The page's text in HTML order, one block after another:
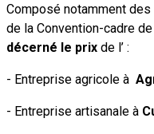
Composé notamment
de la Convention-cadre
décerné le prix de l’ :
- Entreprise agricole à
- Entreprise artisanale à